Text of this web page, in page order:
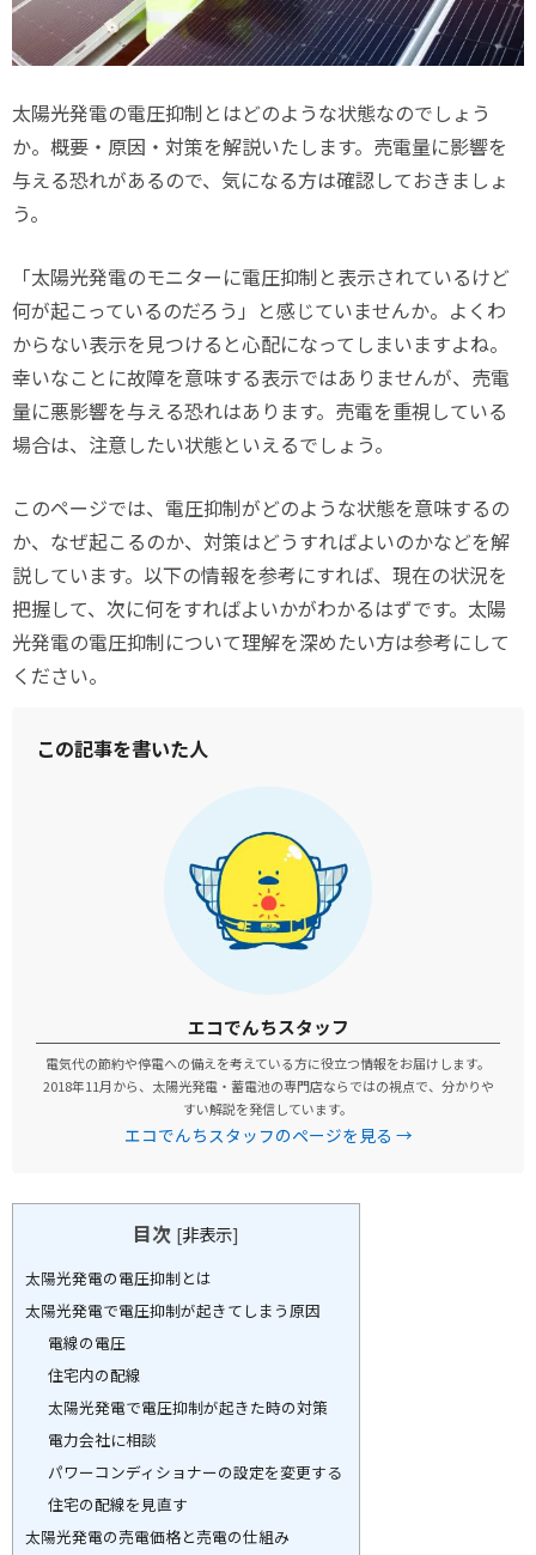
太陽光発電の電圧抑制とはどのような状態なのでしょう
か。概要・原因・対策を解説いたします。売電量に影響を
与える恐れがあるので、気になる方は確認しておきましょ
う。
「太陽光発電のモニターに電圧抑制と表示されているけど
何が起こっているのだろう」と感じていませんか。よくわ
からない表示を見つけると心配になってしまいますよね。
幸いなことに故障を意味する表示ではありませんが、売電
量に悪影響を与える恐れはあります。売電を重視している
場合は、注意したい状態といえるでしょう。
このページでは、電圧抑制がどのような状態を意味するの
か、なぜ起こるのか、対策はどうすればよいのかなどを解
説しています。以下の情報を参考にすれば、現在の状況を
把握して、次に何をすればよいかがわかるはずです。太陽
光発電の電圧抑制について理解を深めたい方は参考にして
ください。
この記事を書いた人
エコでんちスタッフ
電気代の節約や停電への備えを考えている方に役立つ情報をお届けします。
2018年11月から、太陽光発電・蓄電池の専門店ならではの視点で、分かりや
すい解説を発信しています。
エコでんちスタッフのページを見る →
目次 [非表示]
太陽光発電の電圧抑制とは
太陽光発電で電圧抑制が起きてしまう原因
電線の電圧
住宅内の配線
太陽光発電で電圧抑制が起きた時の対策
電力会社に相談
パワーコンディショナーの設定を変更する
住宅の配線を見直す
太陽光発電の売電価格と売電の仕組み